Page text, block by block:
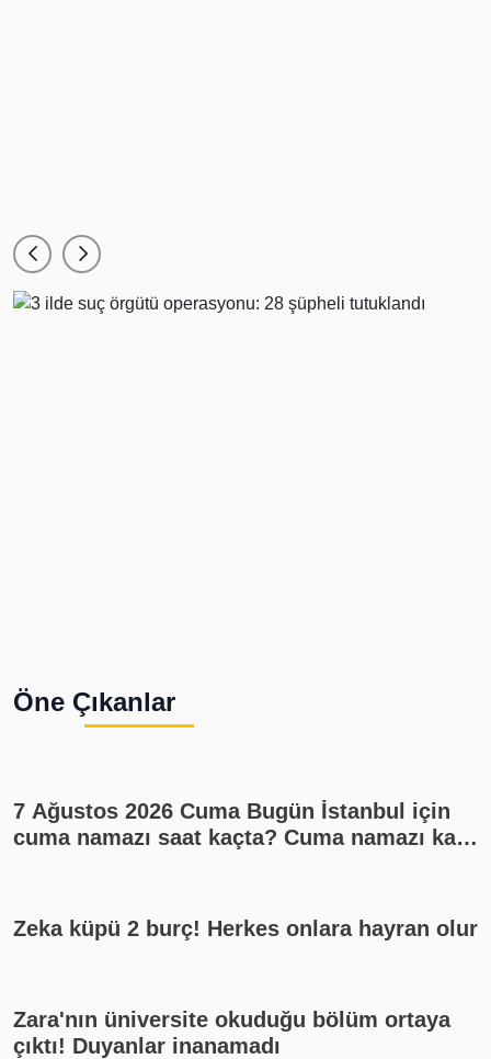
Öne Çıkanlar
7 Ağustos 2026 Cuma Bugün İstanbul için
cuma namazı saat kaçta? Cuma namazı kaç
Zeka küpü 2 burç! Herkes onlara hayran olur
Zara'nın üniversite okuduğu bölüm ortaya
çıktı! Duyanlar inanamadı